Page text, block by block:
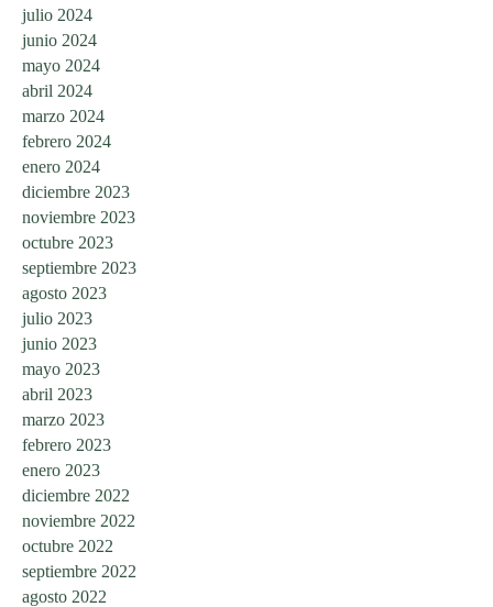
julio 2024
junio 2024
mayo 2024
abril 2024
marzo 2024
febrero 2024
enero 2024
diciembre 2023
noviembre 2023
octubre 2023
septiembre 2023
agosto 2023
julio 2023
junio 2023
mayo 2023
abril 2023
marzo 2023
febrero 2023
enero 2023
diciembre 2022
noviembre 2022
octubre 2022
septiembre 2022
agosto 2022